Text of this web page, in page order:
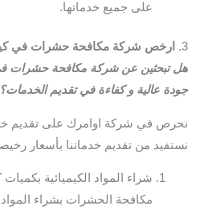
على جميع خدماتها.
3.
ارخص شركة مكافحة حشرات في
هل تبحثين عن شركة مكافحة حشرات
جودة عالية و كفاءة في تقديم الخدمات؟
نحرص في شركة اوامرك على تقديم
نستفيد من تقديم خدماتنا بأسعار
شراء المواد الكيميائية
مكافحة الحشرات بشراء المواد